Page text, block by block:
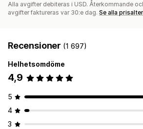
Alla avgifter debiteras i USD. Återkommande
avgifter faktureras var 30:e dag. Se alla
Recensioner (1 697)
Helhetsomdöme
4,9
5
4
3